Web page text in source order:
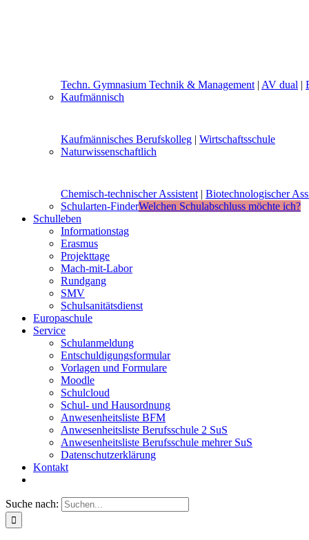
Techn. Gymnasium Technik & Management | AV dual |
Kaufmännisch
Kaufmännisches Berufskolleg | Wirtschaftsschule
Naturwissenschaftlich
Chemisch-technischer Assistent | Biotechnologischer
Schularten-FinderWelchen Schulabschluss möchte ich?
Schulleben
Informationstag
Erasmus
Projekttage
Mach-mit-Labor
Rundgang
SMV
Schulsanitätsdienst
Europaschule
Service
Schulanmeldung
Entschuldigungsformular
Vorlagen und Formulare
Moodle
Schulcloud
Schul- und Hausordnung
Anwesenheitsliste BFM
Anwesenheitsliste Berufsschule 2 SuS
Anwesenheitsliste Berufsschule mehrer SuS
Datenschutzerklärung
Kontakt
Suche nach: